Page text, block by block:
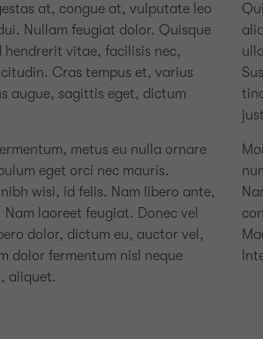
at, congue at, vulputate leo
Nullam feugiat dolor. Quisque
hendrerit vitae, facilisis nec,
Cras tempus et, varius
augue, sagittis eget, dictum
metus eu nulla ornare
eget orci nec mauris.
wisi, id felis. Nam libero ante,
laoreet feugiat. Donec vel
dolor, dictum eu, auctor vel,
dolor fermentum nisl neque
aliquet.